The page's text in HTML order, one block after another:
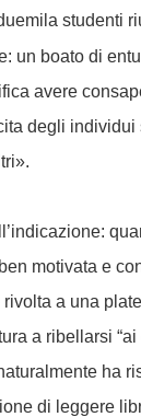
studenti
un boato di
avere
degli
motivata e
a una
a ribellarsi
ha
di leggere